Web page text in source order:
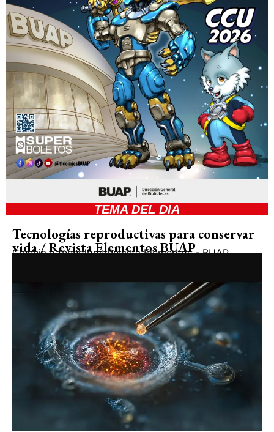
TEMA DEL DIA
Tecnologías reproductivas para conservar
vida / Revista Elementos BUAP
Ciencia y tecnologíaRevista Elementos - BUAP